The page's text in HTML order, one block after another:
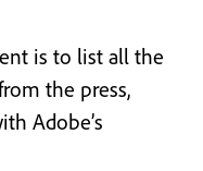
is to list all the
the press,
Adobe’s